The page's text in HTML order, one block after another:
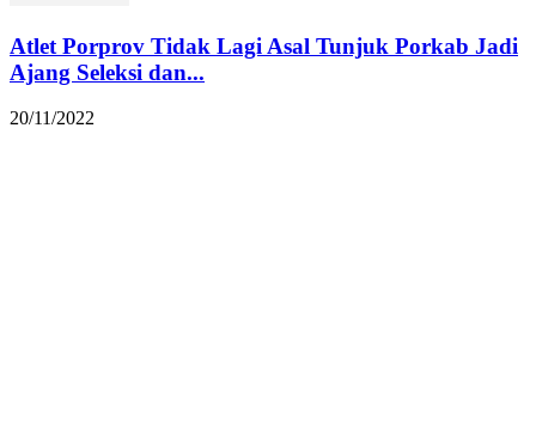
Atlet Porprov Tidak Lagi Asal Tunjuk Porkab Jadi
Ajang Seleksi dan...
20/11/2022